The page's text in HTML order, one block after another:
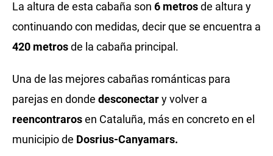
La altura de esta cabaña son 6 metrosde altura y
continuando con medidas, decir que se encuentra a
420 metrosde la cabaña principal.
Una de las mejores cabañas románticas para
parejas en donde desconectary volver a
reencontrarosen Cataluña, más en concreto en el
municipio de Dosrius-Canyamars.